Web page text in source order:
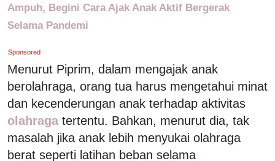
Ampuh, Begini Cara Ajak Anak Aktif Bergerak
Selama Pandemi
Sponsored
Menurut Piprim, dalam mengajak anak
berolahraga, orang tua harus mengetahui minat
dan kecenderungan anak terhadap aktivitas
olahraga tertentu. Bahkan, menurut dia, tak
masalah jika anak lebih menyukai olahraga
berat seperti latihan beban selama